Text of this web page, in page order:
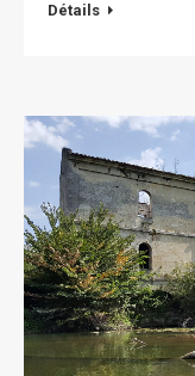
Détails